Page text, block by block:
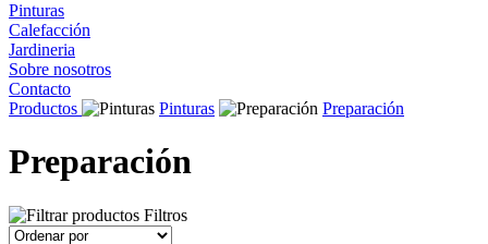
Pinturas
Calefacción
Jardineria
Sobre nosotros
Contacto
Productos
Pinturas Preparación
Preparación
Filtros